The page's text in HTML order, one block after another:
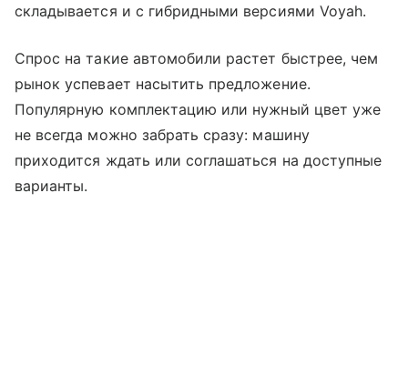
складывается и с гибридными версиями Voyah.
Спрос на такие автомобили растет быстрее, чем
рынок успевает насытить предложение.
Популярную комплектацию или нужный цвет уже
не всегда можно забрать сразу: машину
приходится ждать или соглашаться на доступные
варианты.